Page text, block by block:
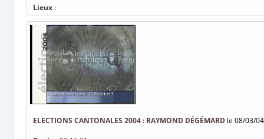
Lieux :
ELECTIONS CANTONALES 2004 : RAYMOND DÉGÉMARD le 08/03/04